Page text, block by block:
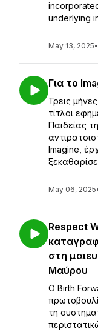
underlying
May 13, 2025•
Για το
Τρεις
τίτλοι
Παιδείας
Imagine,
May 06, 2025
Respect
στη
Μαύρου
Ο Birth
τη